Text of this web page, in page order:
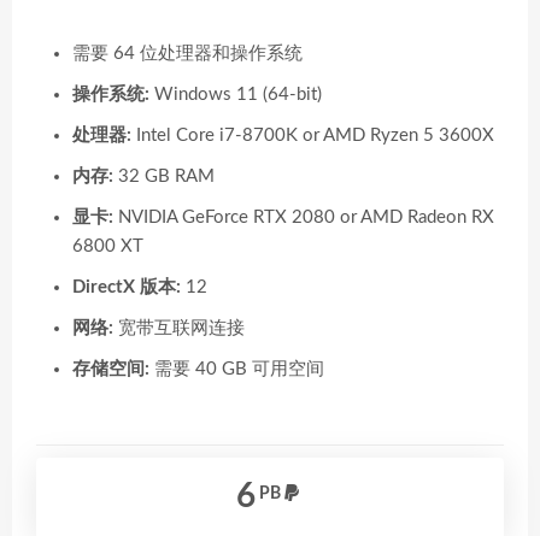
需要 64 位处理器和操作系统
操作系统: Windows 11 (64-bit)
处理器: Intel Core i7-8700K or AMD Ryzen 5 3600X
内存: 32 GB RAM
显卡: NVIDIA GeForce RTX 2080 or AMD Radeon RX
6800 XT
DirectX 版本: 12
网络: 宽带互联网连接
存储空间: 需要 40 GB 可用空间
6 PB